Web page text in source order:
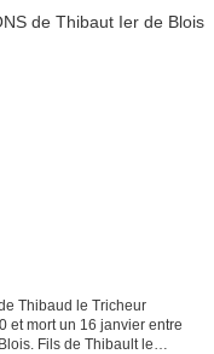
Thibaud le Tricheur
et mort un 16 janvier entre
Fils de Thibault le